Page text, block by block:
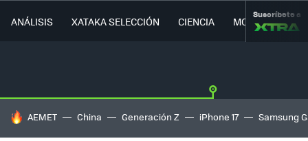
ANÁLISIS XATAKA SELECCIÓN CIENCIA MOVILIDAD
Suscríbete a
HOY SE HABLA DE
AEMET China Generación Z iPhone 17 Samsung